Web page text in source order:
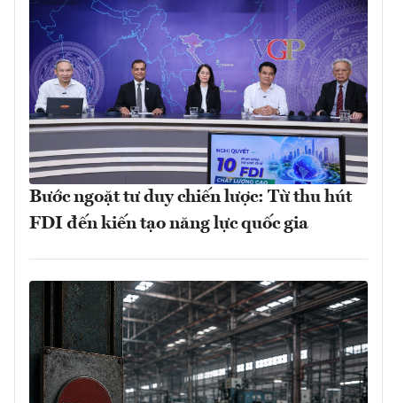
Bước ngoặt tư duy chiến lược: Từ thu hút
FDI đến kiến tạo năng lực quốc gia